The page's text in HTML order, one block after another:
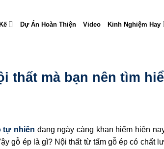
Dự Án Hoàn Thiện Video Kinh Nghiệm Hay
thất mà bạn nên tìm
tự nhiên đang ngày càng khan hiếm hiện
gỗ ép là gì? Nội thất từ tấm gỗ ép có chất